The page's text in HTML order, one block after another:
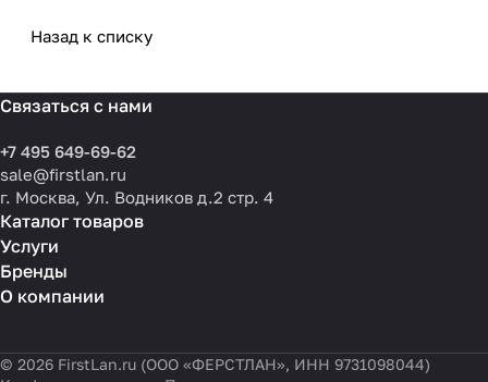
Назад к списку
Связаться с нами
+7 495 649-69-62
sale@firstlan.ru
г. Москва, Ул. Водников д.2 стр. 4
Каталог товаров
Услуги
Бренды
О компании
© 2026 FirstLan.ru (ООО «ФЕРСТЛАН», ИНН 9731098044)